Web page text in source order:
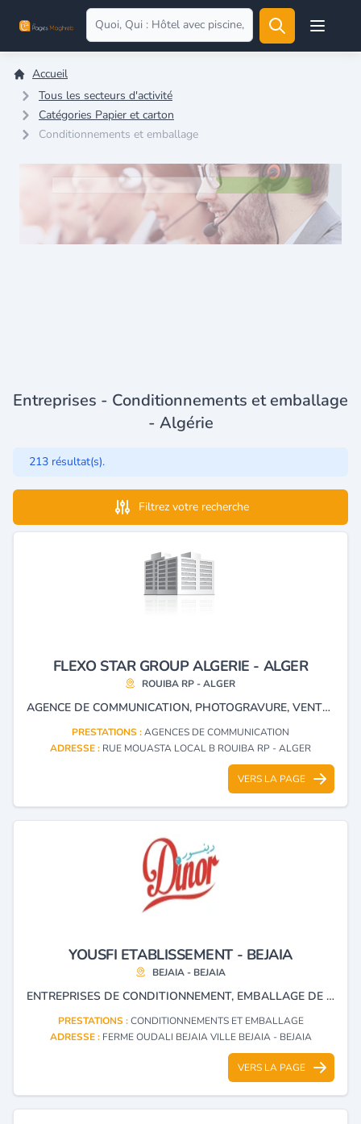
Open
Accueil
Tous les secteurs d'activité
Catégories Papier et carton
Conditionnements et emballage
Entreprises - Conditionnements et emballage
- Algérie
213 résultat(s).
Filtrez votre recherche
FLEXO STAR GROUP ALGERIE - ALGER
ROUIBA RP - ALGER
AGENCE DE COMMUNICATION, PHOTOGRAVURE, VENTE DES PRODUITS, ÉQUIPEMENTS, MACHINES D'EMBALLAGE EN DÉTAIL ET CONDITIONNEMENT.
PRESTATIONS :AGENCES DE COMMUNICATION
ADRESSE : RUE MOUASTA LOCAL B ROUIBA RP - ALGER
VERS LA PAGE
YOUSFI ETABLISSEMENT - BEJAIA
BEJAIA - BEJAIA
ENTREPRISES DE CONDITIONNEMENT, EMBALLAGE DE PRODUITS ALIMENTAIRES ET DENRÉES.
PRESTATIONS :CONDITIONNEMENTS ET EMBALLAGE
ADRESSE : FERME OUDALI BEJAIA VILLE BEJAIA - BEJAIA
VERS LA PAGE